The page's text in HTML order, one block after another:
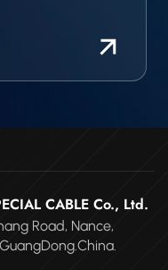
CABLE Co., Ltd.
Road, Nance,